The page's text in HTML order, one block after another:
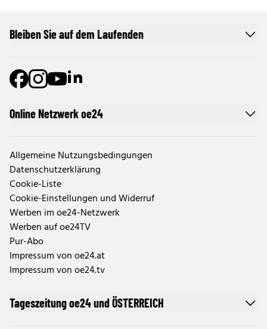
Online Netzwerk oe24
Allgemeine Nutzungsbedingungen
Datenschutzerklärung
Cookie-Liste
Cookie-Einstellungen und Widerruf
Werben im oe24-Netzwerk
Werben auf oe24TV
Pur-Abo
Impressum von oe24.at
Impressum von oe24.tv
Tageszeitung oe24 und ÖSTERREICH
Bleiben Sie auf dem Laufenden